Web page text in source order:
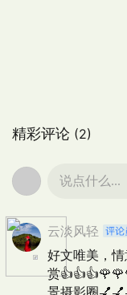
精彩评论 (2)
说点什么...
云淡风轻
好文唯美，
赏
景摄影圈